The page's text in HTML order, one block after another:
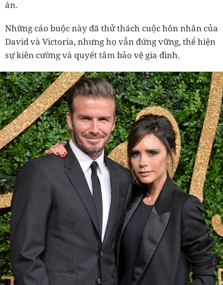
án.
Những cáo buộc này đã thử thách cuộc hôn nhân của
David và Victoria, nhưng họ vẫn đứng vững, thể hiện
sự kiên cường và quyết tâm bảo vệ gia đình.